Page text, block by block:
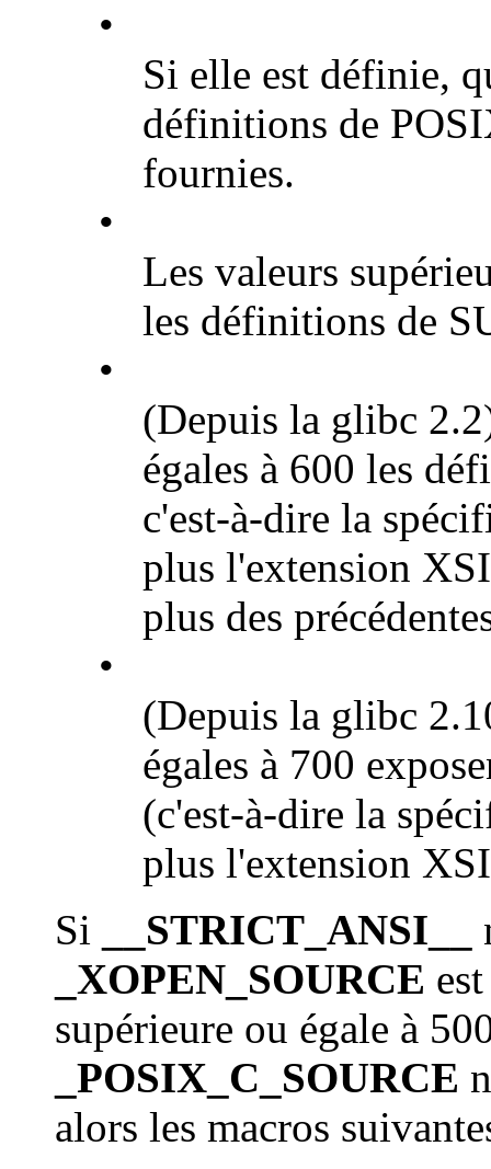
•
Si elle est définie,
définitions de
fournies.
•
Les valeurs
les définitions de
•
(Depuis la glibc
égales à 600 les
c'est-à-dire la
plus l'extension
plus des
•
(Depuis la glibc
égales à 700
(c'est-à-dire la
plus l'extension
Si
__STRICT_ANSI__
_XOPEN_SOURCE
supérieure ou égale à
_POSIX_C_SOURCE
alors les macros